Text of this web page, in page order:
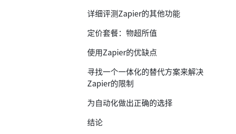
详细评测Zapier的其他功能
定价套餐：物超所值
使用Zapier的优缺点
寻找一个一体化的替代方案来解决
Zapier的限制
为自动化做出正确的选择
结论